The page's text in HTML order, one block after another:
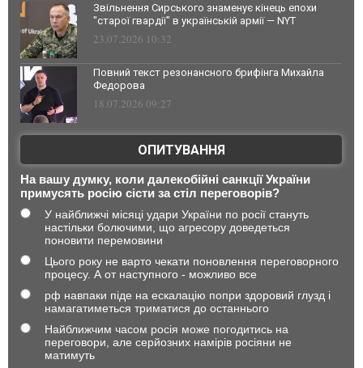
Звільнення Сирського знаменує кінець епохи
"старої гвардії" в українській армії — NYT
23.07.2026 10:32
Повний текст резонансного брифінга Михайла
Федорова
18.07.2026 09:27
ОПИТУВАННЯ
На вашу думку, коли далекобійні санкції України
примусять росію сісти за стіл переговорів?
У найближчі місяці удари України по росії стануть
настільки болючими, що агресору доведеться
поновити перемовини
Цього року не варто чекати поновлення переговорного
процесу. А от наступного - можливо все
рф навпаки піде на ескалацію попри здоровий глузд і
намагатиметься триматися до останнього
Найближчим часом росія може погодитись на
переговори, але серйозних намірів росіяни не
матимуть